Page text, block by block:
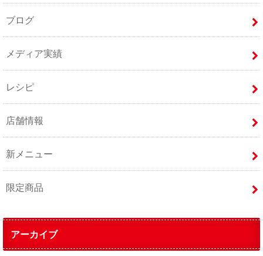
ブログ
メディア実績
レシピ
店舗情報
新メニュー
限定商品
アーカイブ